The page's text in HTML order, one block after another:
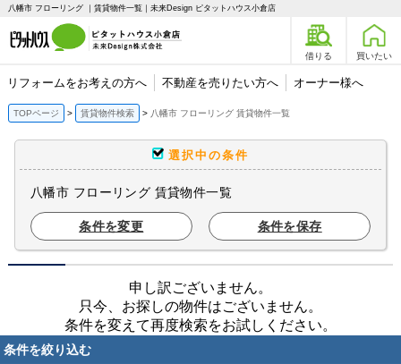
八幡市 フローリング ｜賃貸物件一覧｜未来Design ピタットハウス小倉店
借りる 買いたい
リフォームをお考えの方へ 不動産を売りたい方へ オーナー様へ
TOPページ 賃貸物件検索 八幡市 フローリング 賃貸物件一覧
選択中の条件
八幡市 フローリング 賃貸物件一覧
条件を変更 条件を保存
申し訳ございません。
只今、お探しの物件はございません。
条件を変えて再度検索をお試しください。
条件を絞り込む